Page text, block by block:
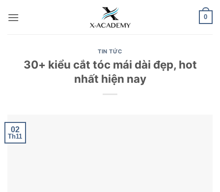
qua
0
TIN TỨC
30+ kiểu cắt tóc mái dài đẹp, hot
nhất hiện nay
02
Th11